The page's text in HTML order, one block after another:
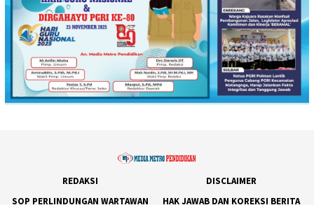
REDAKSI
DISCLAIMER
SOP PERLINDUNGAN WARTAWAN
HAK JAWAB DAN KOREKSI BERITA